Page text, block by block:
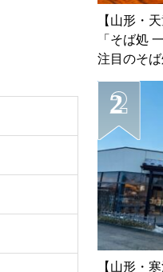
【山形・
「そば処
注目のそ
【山形・